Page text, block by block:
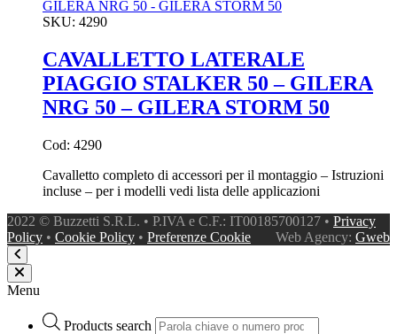
SKU: 4290
CAVALLETTO LATERALE
PIAGGIO STALKER 50 – GILERA
NRG 50 – GILERA STORM 50
Cod: 4290
Cavalletto completo di accessori per il montaggio – Istruzioni
incluse – per i modelli vedi lista delle applicazioni
2022 © Buzzetti S.R.L. • P.IVA e C.F.: IT00185700127 • Privacy
Policy • Cookie Policy • Preferenze Cookie Web Agency: Gweb
Menu
Products search